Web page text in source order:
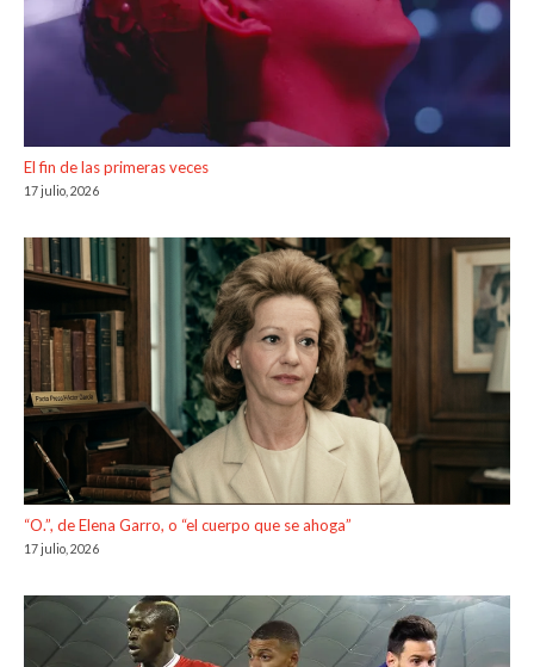
El fin de las primeras veces
17 julio, 2026
“O.”, de Elena Garro, o “el cuerpo que se ahoga”
17 julio, 2026